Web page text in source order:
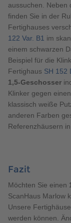
aussuchen. Neben
finden Sie in der
Fertighauses
122 Var. B1 im
einem schwarzen
Beispiel für die
Fertighaus SH 152
1,5-Geschosser
Klinker gegen
klassisch weiße
anderen Farben
Referenzhäusern in
Fazit
Möchten Sie einen
ScanHaus Marlow
Unsere
werden können.